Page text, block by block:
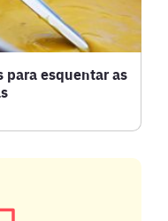
para esquentar as